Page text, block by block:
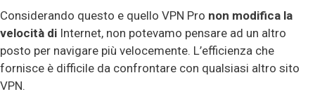
Considerando questo e quello VPN Pro non modifica la
velocità di Internet, non potevamo pensare ad un altro
posto per navigare più velocemente. L’efficienza che
fornisce è difficile da confrontare con qualsiasi altro sito
VPN.